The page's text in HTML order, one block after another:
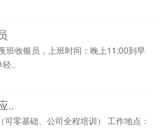
班收银员，上班时间：晚上11:00到早
轻..
..
可零基础、公司全程培训） 工作地点：